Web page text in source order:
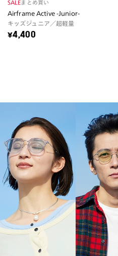
SALEまとめ買い
Airframe Active -Junior-
キッズジュニア／超軽量
¥4,400